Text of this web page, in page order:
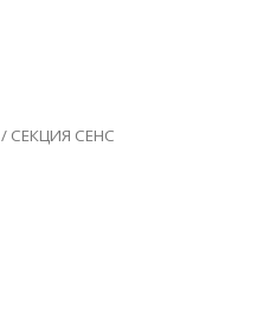
/ СЕКЦИЯ СЕНС